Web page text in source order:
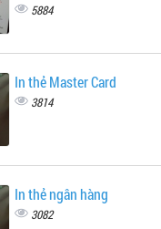
5884
In thẻ Master Card
3814
In thẻ ngân hàng
3082